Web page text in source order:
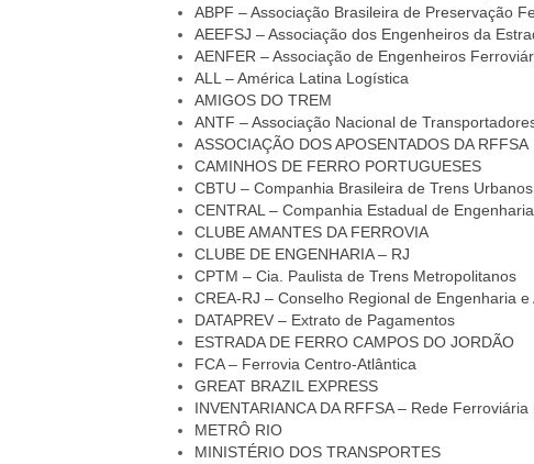
ABPF – Associação Brasileira de Preservação
AEEFSJ – Associação dos Engenheiros da
AENFER – Associação de Engenheiros
ALL – América Latina Logística
AMIGOS DO TREM
ANTF – Associação Nacional de
ASSOCIAÇÃO DOS APOSENTADOS DA RFFSA
CAMINHOS DE FERRO PORTUGUESES
CBTU – Companhia Brasileira de Trens Urbanos
CENTRAL – Companhia Estadual de
CLUBE AMANTES DA FERROVIA
CLUBE DE ENGENHARIA – RJ
CPTM – Cia. Paulista de Trens Metropolitanos
CREA-RJ – Conselho Regional de Engenharia
DATAPREV – Extrato de Pagamentos
ESTRADA DE FERRO CAMPOS DO JORDÃO
FCA – Ferrovia Centro-Atlântica
GREAT BRAZIL EXPRESS
INVENTARIANCA DA RFFSA – Rede Ferroviária
METRÔ RIO
MINISTÉRIO DOS TRANSPORTES